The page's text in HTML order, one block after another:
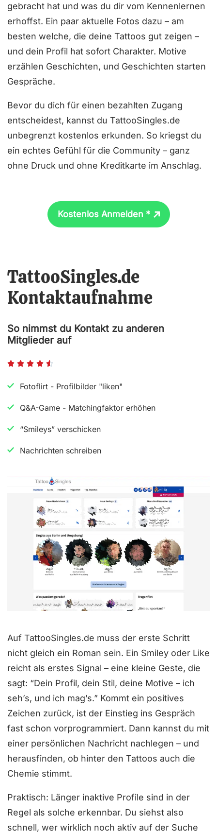
gebracht hat und was du dir vom Kennenlernen
erhoffst. Ein paar aktuelle Fotos dazu – am
besten welche, die deine Tattoos gut zeigen –
und dein Profil hat sofort Charakter. Motive
erzählen Geschichten, und Geschichten starten
Gespräche.
Bevor du dich für einen bezahlten Zugang
entscheidest, kannst du TattooSingles.de
unbegrenzt kostenlos erkunden. So kriegst du
ein echtes Gefühl für die Community – ganz
ohne Druck und ohne Kreditkarte im Anschlag.
Kostenlos Anmelden *
TattooSingles.de
Kontaktaufnahme
So nimmst du Kontakt zu anderen
Mitglieder auf
    
e
e
m
t
.
5
n
Fotoflirt - Profilbilder "liken"
Q&A-Game - Matchingfaktor erhöhen
“Smileys” verschicken
Nachrichten schreiben
Auf TattooSingles.de muss der erste Schritt
nicht gleich ein Roman sein. Ein Smiley oder Like
reicht als erstes Signal – eine kleine Geste, die
sagt: “Dein Profil, dein Stil, deine Motive – ich
seh’s, und ich mag’s.” Kommt ein positives
Zeichen zurück, ist der Einstieg ins Gespräch
fast schon vorprogrammiert. Dann kannst du mit
einer persönlichen Nachricht nachlegen – und
herausfinden, ob hinter den Tattoos auch die
Chemie stimmt.
Praktisch: Länger inaktive Profile sind in der
Regel als solche erkennbar. Du siehst also
schnell, wer wirklich noch aktiv auf der Suche